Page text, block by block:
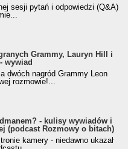
sesji pytań i odpowiedzi (Q&A)
Grammy, Lauryn Hill i
wywiad
dwóch nagród Grammy Leon
rozmowie!...
- kulisy wywiadów i
(podcast Rozmowy o bitach)
kamery - niedawno ukazał